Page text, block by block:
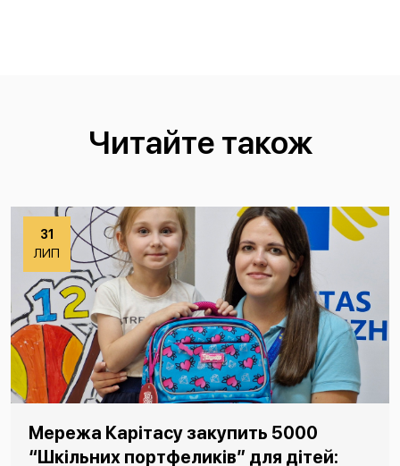
Читайте також
31
ЛИП
Мережа Карітасу закупить 5000
“Шкільних портфеликів” для дітей: